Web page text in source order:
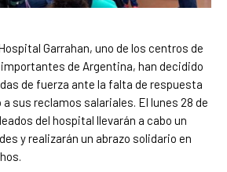
Garrahan, uno de los centros de
de Argentina, han decidido
de fuerza ante la falta de respuesta
sus reclamos salariales. El lunes 28 de
del hospital llevarán a cabo un
y realizarán un abrazo solidario en